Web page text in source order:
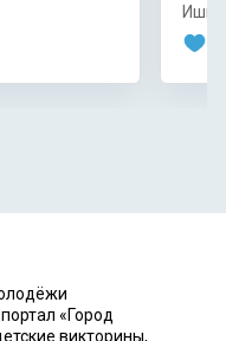
«Город
викторины,